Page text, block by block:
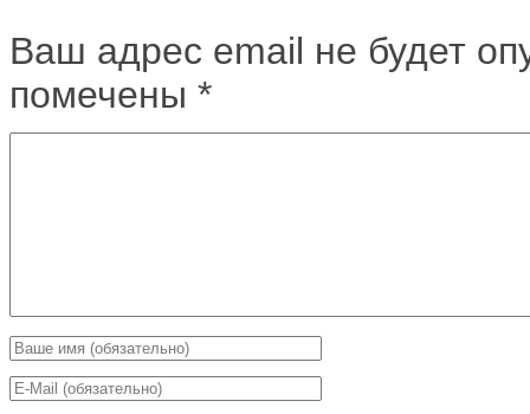
Ваш адрес email не будет
помечены *